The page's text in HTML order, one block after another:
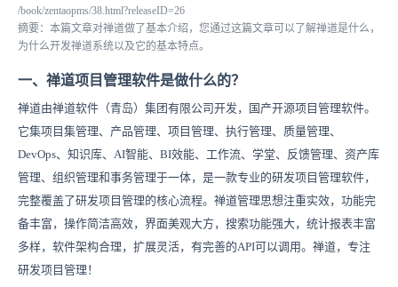
/book/zentaopms/38.html?releaseID=26
摘要：本篇文章对禅道做了基本介绍，您通过这篇文章可以了解禅道是什么，
为什么开发禅道系统以及它的基本特点。
一、禅道项目管理软件是做什么的？
禅道由禅道软件（青岛）集团有限公司开发，国产开源项目管理软件。
它集项目集管理、产品管理、项目管理、执行管理、质量管理、
DevOps、知识库、AI智能、BI效能、工作流、学堂、反馈管理、资产库
管理、组织管理和事务管理于一体，是一款专业的研发项目管理软件，
完整覆盖了研发项目管理的核心流程。禅道管理思想注重实效，功能完
备丰富，操作简洁高效，界面美观大方，搜索功能强大，统计报表丰富
多样，软件架构合理，扩展灵活，有完善的API可以调用。禅道，专注
研发项目管理！